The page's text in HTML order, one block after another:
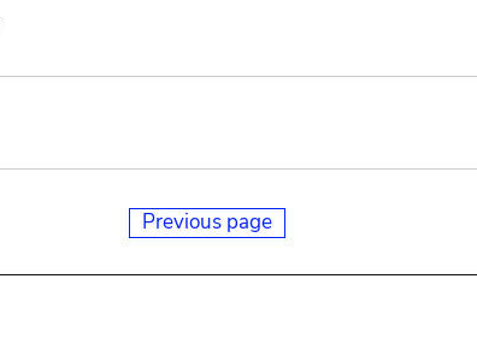
Previous page